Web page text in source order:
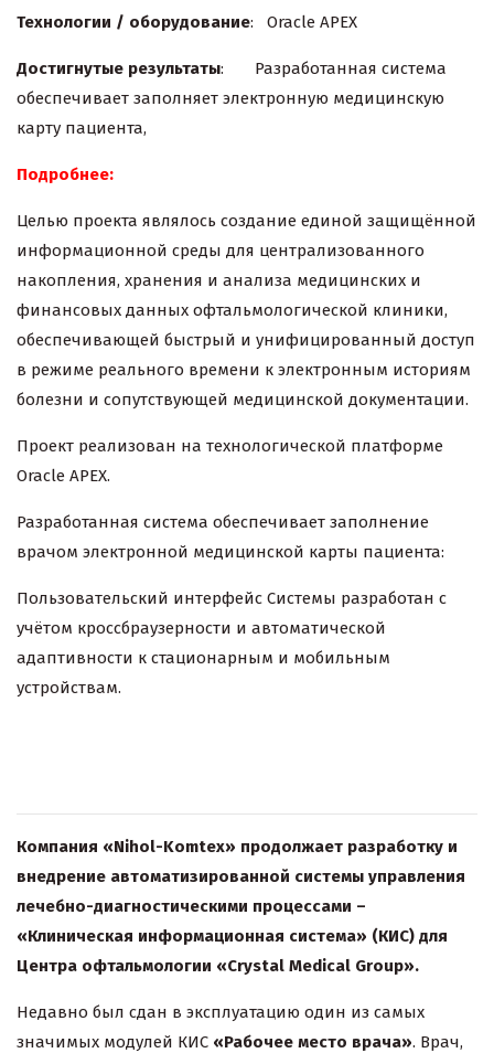
Технологии / оборудование: Oracle APEX
Достигнутые результаты: Разработанная система
обеспечивает заполняет электронную медицинскую
карту пациента,
Подробнее:
Целью проекта являлось создание единой защищённой
информационной среды для централизованного
накопления, хранения и анализа медицинских и
финансовых данных офтальмологической клиники,
обеспечивающей быстрый и унифицированный доступ
в режиме реального времени к электронным историям
болезни и сопутствующей медицинской документации.
Проект реализован на технологической платформе
Oracle APEX.
Разработанная система обеспечивает заполнение
врачом электронной медицинской карты пациента:
Пользовательский интерфейс Системы разработан с
учётом кроссбраузерности и автоматической
адаптивности к стационарным и мобильным
устройствам.
Компания «Nihol-Komtex» продолжает разработку и
внедрение автоматизированной системы управления
лечебно-диагностическими процессами –
«Клиническая информационная система» (КИС) для
Центра офтальмологии «Crystal Medical Group».
Недавно был сдан в эксплуатацию один из самых
значимых модулей КИС «Рабочее место врача». Врач,